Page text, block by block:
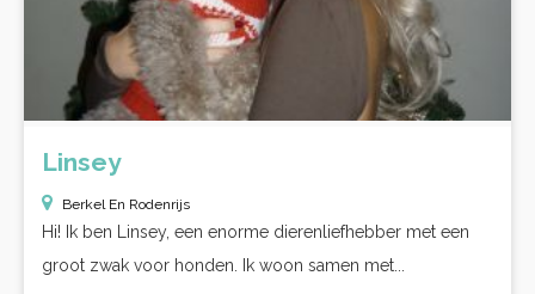
Linsey
Berkel En Rodenrijs
Hi! Ik ben Linsey, een enorme dierenliefhebber met een
groot zwak voor honden. Ik woon samen met...